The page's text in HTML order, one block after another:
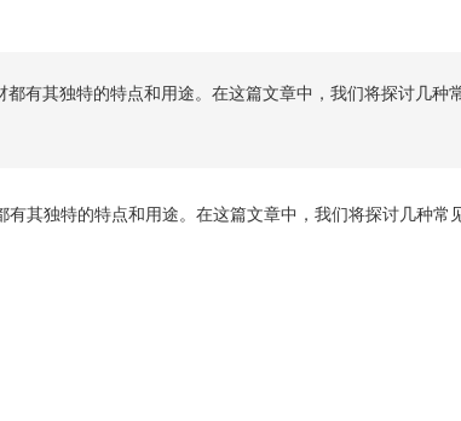
有其独特的特点和用途。在这篇文章中，我们将探讨几种
其独特的特点和用途。在这篇文章中，我们将探讨几种常